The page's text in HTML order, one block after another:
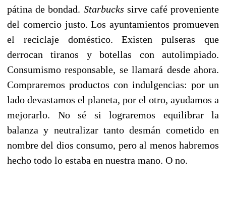
pátina de bondad. Starbucks sirve café proveniente
del comercio justo. Los ayuntamientos promueven
el reciclaje doméstico. Existen pulseras que
derrocan tiranos y botellas con autolimpiado.
Consumismo responsable, se llamará desde ahora.
Compraremos productos con indulgencias: por un
lado devastamos el planeta, por el otro, ayudamos a
mejorarlo. No sé si lograremos equilibrar la
balanza y neutralizar tanto desmán cometido en
nombre del dios consumo, pero al menos habremos
hecho todo lo estaba en nuestra mano. O no.